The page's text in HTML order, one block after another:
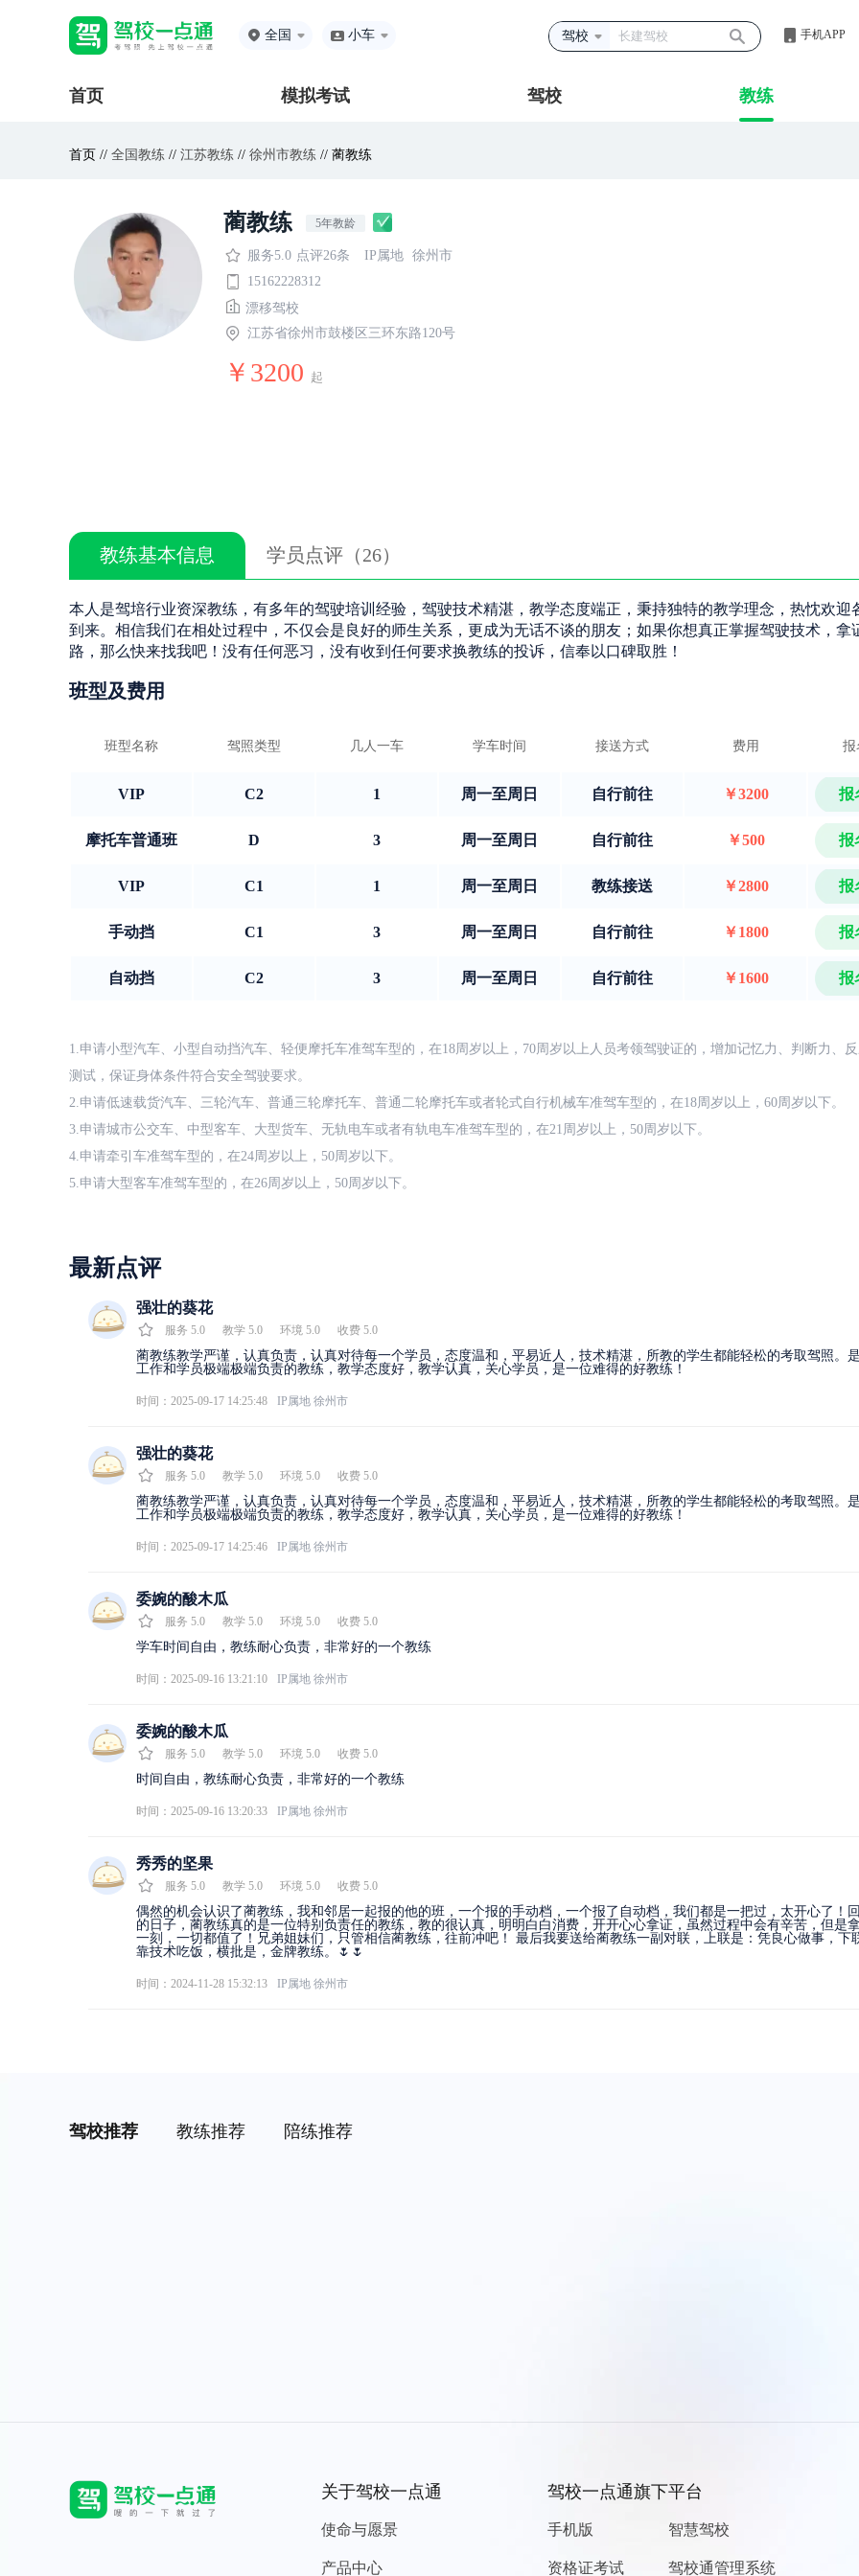
全国 小车 驾校 手机APP
首页 模拟考试 驾校 教练
首页 // 全国教练 // 江苏教练 // 徐州市教练 // 蔺教练
蔺教练 5年教龄
服务5.0 点评26条 IP属地 徐州市
15162228312
漂移驾校
江苏省徐州市鼓楼区三环东路120号
￥3200 起
教练基本信息 学员点评（26）
本人是驾培行业资深教练，有多年的驾驶培训经验，驾驶技术精湛，教学态度端正，秉持独特的教学理念，热忱欢迎
到来。相信我们在相处过程中，不仅会是良好的师生关系，更成为无话不谈的朋友；如果你想真正掌握驾驶技术，拿
路，那么快来找我吧！没有任何恶习，没有收到任何要求换教练的投诉，信奉以口碑取胜！
班型及费用
班型名称 驾照类型 几人一车 学车时间 接送方式 费用 报
VIP C2 1 周一至周日 自行前往 ￥3200 报
摩托车普通班 D 3 周一至周日 自行前往 ￥500 报
VIP C1 1 周一至周日 教练接送 ￥2800 报
手动挡 C1 3 周一至周日 自行前往 ￥1800 报
自动挡 C2 3 周一至周日 自行前往 ￥1600 报
1.申请小型汽车、小型自动挡汽车、轻便摩托车准驾车型的，在18周岁以上，70周岁以上人员考领驾驶证的，增加记忆力、判断力、
测试，保证身体条件符合安全驾驶要求。
2.申请低速载货汽车、三轮汽车、普通三轮摩托车、普通二轮摩托车或者轮式自行机械车准驾车型的，在18周岁以上，60周岁以下。
3.申请城市公交车、中型客车、大型货车、无轨电车或者有轨电车准驾车型的，在21周岁以上，50周岁以下。
4.申请牵引车准驾车型的，在24周岁以上，50周岁以下。
5.申请大型客车准驾车型的，在26周岁以上，50周岁以下。
最新点评
强壮的葵花
服务 5.0 教学 5.0 环境 5.0 收费 5.0
蔺教练教学严谨，认真负责，认真对待每一个学员，态度温和，平易近人，技术精湛，所教的学生都能轻松的考取驾照。
工作和学员极端极端负责的教练，教学态度好，教学认真，关心学员，是一位难得的好教练！
时间：2025-09-17 14:25:48 IP属地 徐州市
强壮的葵花
服务 5.0 教学 5.0 环境 5.0 收费 5.0
蔺教练教学严谨，认真负责，认真对待每一个学员，态度温和，平易近人，技术精湛，所教的学生都能轻松的考取驾照。
工作和学员极端极端负责的教练，教学态度好，教学认真，关心学员，是一位难得的好教练！
时间：2025-09-17 14:25:46 IP属地 徐州市
委婉的酸木瓜
服务 5.0 教学 5.0 环境 5.0 收费 5.0
学车时间自由，教练耐心负责，非常好的一个教练
时间：2025-09-16 13:21:10 IP属地 徐州市
委婉的酸木瓜
服务 5.0 教学 5.0 环境 5.0 收费 5.0
时间自由，教练耐心负责，非常好的一个教练
时间：2025-09-16 13:20:33 IP属地 徐州市
秀秀的坚果
服务 5.0 教学 5.0 环境 5.0 收费 5.0
偶然的机会认识了蔺教练，我和邻居一起报的他的班，一个报的手动档，一个报了自动档，我们都是一把过，太开心了！
的日子，蔺教练真的是一位特别负责任的教练，教的很认真，明明白白消费，开开心心拿证，虽然过程中会有辛苦，但是
一刻，一切都值了！兄弟姐妹们，只管相信蔺教练，往前冲吧！ 最后我要送给蔺教练一副对联，上联是：凭良心做事，下
靠技术吃饭，横批是，金牌教练。🌷🌷
时间：2024-11-28 15:32:13 IP属地 徐州市
驾校推荐 教练推荐 陪练推荐
关于驾校一点通
使命与愿景
产品中心
驾校一点通旗下平台
手机版
资格证考试
智慧驾校
驾校通管理系统